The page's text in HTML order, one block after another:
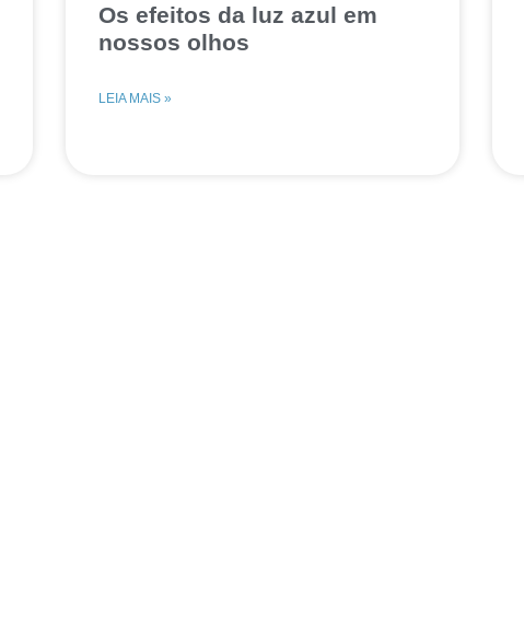
Os efeitos da luz azul em
nossos olhos
LEIA MAIS »